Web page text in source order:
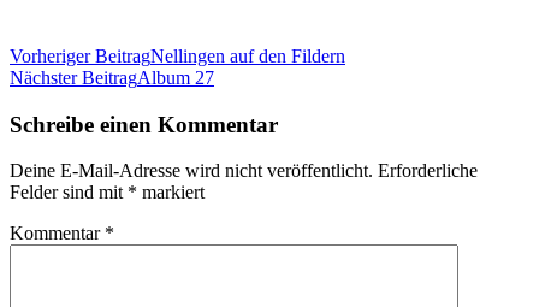
Beitragsnavigation
Vorheriger BeitragNellingen auf den Fildern
Nächster BeitragAlbum 27
Schreibe einen Kommentar
Deine E-Mail-Adresse wird nicht veröffentlicht. Erforderliche
Felder sind mit * markiert
Kommentar *